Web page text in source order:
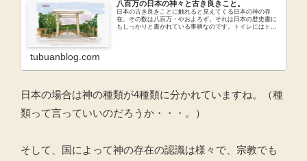
八百万の日本の神々と古き良きこと。
日本の古き良きことに触れると見えてくる日本の神の存
在。その数は八百万・やおよろず。それは日本の歴史書に
もしっかりと書かれている事柄なのです。トイレにはトイ
tubuanblog.com
日本の場合は神の種類が4種類に分かれていますね。（種
類って言っていいのだろうか・・・。）
そして、国によって神の存在の認識は様々で、宗教でも